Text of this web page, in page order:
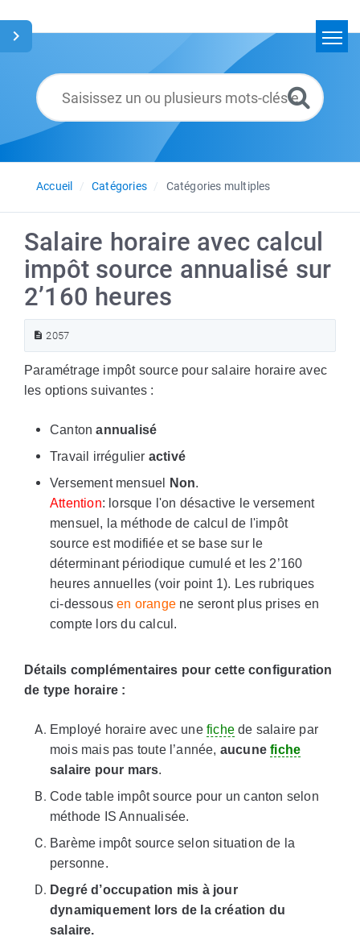
Glossaire
Français
Accueil
Catégories Catégories multiples
Salaire horaire avec calcul
impôt source annualisé sur
2’160 heures
2057
Paramétrage impôt source pour salaire horaire avec
les options suivantes :
Cantonannualisé
Travail irrégulier activé
Versement mensuel
Non.
Attention: lorsque l'on désactive le versement
mensuel, la méthode de calcul de l'impôt
source est modifiée et se base sur le
déterminant périodique cumulé et les 2’160
heures annuelles (voir point 1). Les rubriques
ci-dessousen orange ne seront plus prises en
compte lors du calcul.
Détails complémentaires pour cette configuration
de type horaire :
Employé horaire avec une fiche de salaire par
mois mais pas toute l’année, aucunefiche
salaire pour mars.
Code table impôt source pour un canton selon
méthode IS Annualisée.
Barème impôt source selon situation de la
personne.
Degré d’occupation mis à jour
dynamiquement lors de la création du
salaire.